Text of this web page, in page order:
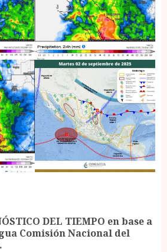
DEL TIEMPO en base a
Comisión Nacional del